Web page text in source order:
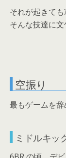
それが起きても
そんな技達に
空振り
最もゲームを辞
ミドルキッ